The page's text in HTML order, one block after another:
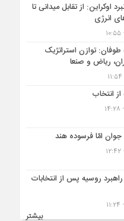
اوکراین: از تقابل میدانی تا
انرژی
طوفان: توازن استراتژیک
ریاض و صنعا
انتخاب
امّا فرسوده هند
روسیه پس از انتخابات
بیشتر